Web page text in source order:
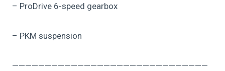
– ProDrive 6-speed gearbox
– PKM suspension
——————————————————————————————